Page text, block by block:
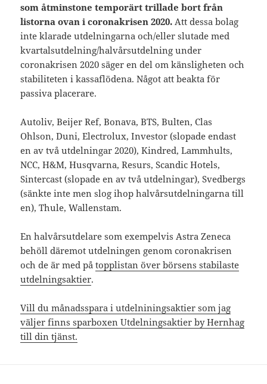
som åtminstone temporärt trillade bort från
listorna ovan i coronakrisen 2020. Att dessa bolag
inte klarade utdelningarna och/eller slutade med
kvartalsutdelning/halvårsutdelning under
coronakrisen 2020 säger en del om känsligheten och
stabiliteten i kassaflödena. Något att beakta för
passiva placerare.
Autoliv, Beijer Ref, Bonava, BTS, Bulten, Clas
Ohlson, Duni, Electrolux, Investor (slopade endast
en av två utdelningar 2020), Kindred, Lammhults,
NCC, H&M, Husqvarna, Resurs, Scandic Hotels,
Sintercast (slopade en av två utdelningar), Svedbergs
(sänkte inte men slog ihop halvårsutdelningarna till
en), Thule, Wallenstam.
En halvårsutdelare som exempelvis Astra Zeneca
behöll däremot utdelningen genom coronakrisen
och de är med påtopplistan över börsens stabilaste
utdelningsaktier.
Vill du månadsspara i utdelniningsaktier som jag
väljer finns sparboxen Utdelningsaktier by Hernhag
till din tjänst.